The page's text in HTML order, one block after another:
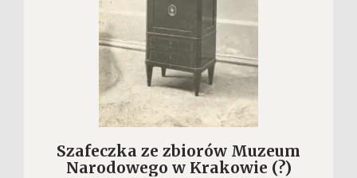
Szafeczka ze zbiorów Muzeum
Narodowego w Krakowie (?)